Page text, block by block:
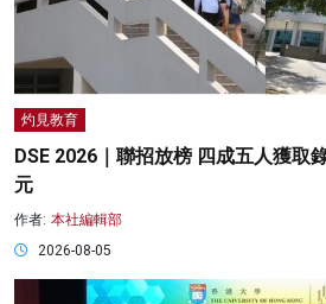
灼見教育
DSE 2026｜聯招放榜 四成五人獲取
元
作者: 本社編輯部
2026-08-05